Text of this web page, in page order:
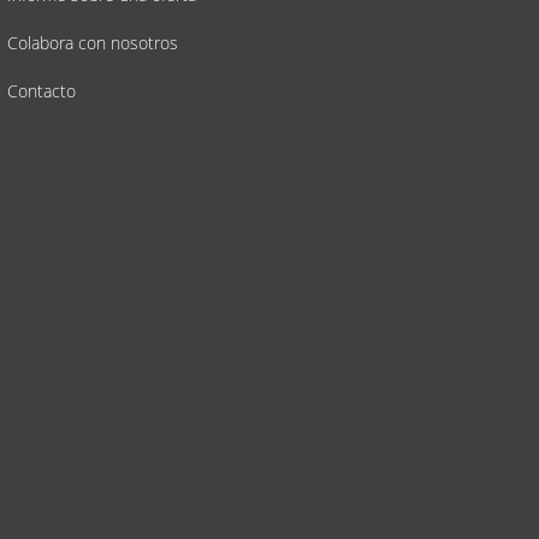
Colabora con nosotros
Contacto